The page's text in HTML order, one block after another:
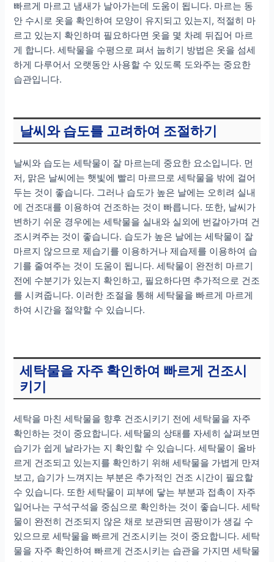
빠르게 마르고 냄새가 날아가는데 도움이 됩니다. 마르는 동
안 수시로 옷을 확인하여 모양이 유지되고 있는지, 적절히 마
르고 있는지 확인하며 필요하다면 옷을 몇 차례 뒤집어 마르
게 합니다. 세탁물을 수평으로 펴서 눕히기 방법은 옷을 섬세
하게 다루어서 오랫동안 사용할 수 있도록 도와주는 중요한
습관입니다.
날씨와 습도를 고려하여 조절하기
날씨와 습도는 세탁물이 잘 마르는데 중요한 요소입니다. 먼
저, 맑은 날씨에는 햇빛에 빨리 마르므로 세탁물을 밖에 걸어
두는 것이 좋습니다. 그러나 습도가 높은 날에는 오히려 실내
에 건조대를 이용하여 건조하는 것이 빠릅니다. 또한, 날씨가
변하기 쉬운 경우에는 세탁물을 실내와 실외에 번갈아가며 건
조시켜주는 것이 좋습니다. 습도가 높은 날에는 세탁물이 잘
마르지 않으므로 제습기를 이용하거나 제습제를 이용하여 습
기를 줄여주는 것이 도움이 됩니다. 세탁물이 완전히 마르기
전에 수분기가 있는지 확인하고, 필요하다면 추가적으로 건조
를 시켜줍니다. 이러한 조절을 통해 세탁물을 빠르게 마르게
하여 시간을 절약할 수 있습니다.
세탁물을 자주 확인하여 빠르게 건조시
키기
세탁을 마친 세탁물을 향후 건조시키기 전에 세탁물을 자주
확인하는 것이 중요합니다. 세탁물의 상태를 자세히 살펴보면
습기가 쉽게 날라가는 지 확인할 수 있습니다. 세탁물이 올바
르게 건조되고 있는지를 확인하기 위해 세탁물을 가볍게 만져
보고, 습기가 느껴지는 부분은 추가적인 건조 시간이 필요할
수 있습니다. 또한 세탁물이 피부에 닿는 부분과 접촉이 자주
일어나는 구석구석을 중심으로 확인하는 것이 좋습니다. 세탁
물이 완전히 건조되지 않은 채로 보관되면 곰팡이가 생길 수
있으므로 세탁물을 빠르게 건조시키는 것이 중요합니다. 세탁
물을 자주 확인하여 빠르게 건조시키는 습관을 가지면 세탁물